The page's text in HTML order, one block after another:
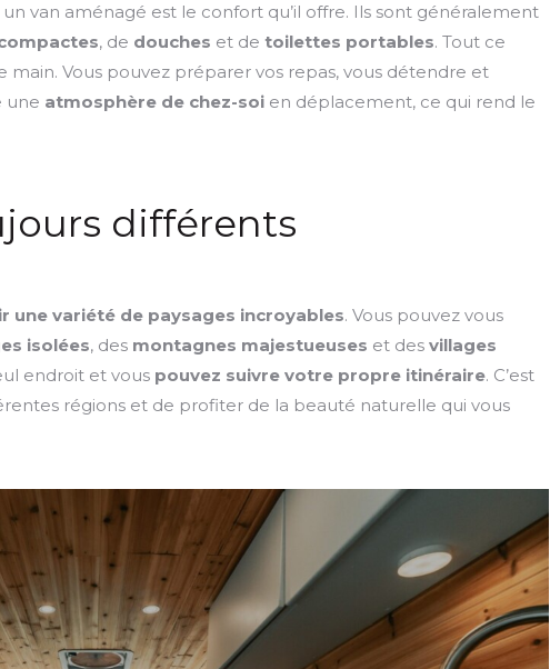
van aménagé est le confort qu’il offre. Ils sont généralement
, de douches et de toilettes portables. Tout ce
Vous pouvez préparer vos repas, vous détendre et
une atmosphère de chez-soi en déplacement, ce qui rend le
différents
une variété de paysages incroyables. Vous pouvez vous
isolées, des montagnes majestueuses et des villages
endroit et vous pouvez suivre votre propre itinéraire. C’est
régions et de profiter de la beauté naturelle qui vous